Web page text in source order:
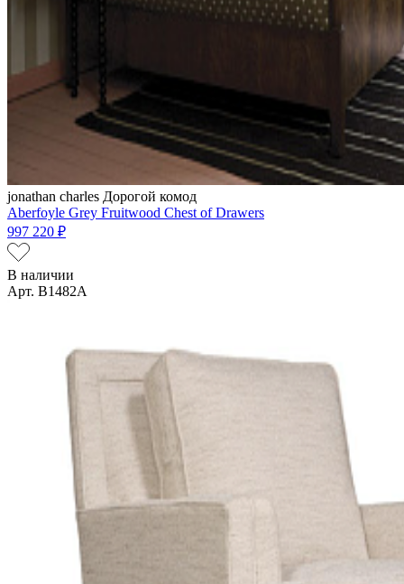
jonathan charles Дорогой комод
Aberfoyle Grey Fruitwood Chest of Drawers
997 220 ₽
В наличии
Арт. B1482A